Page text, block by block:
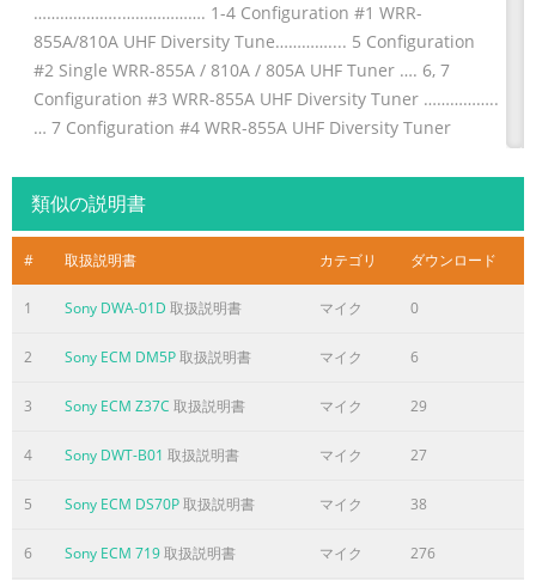
………………..………………. 1-4 Configuration #1 WRR-
855A/810A UHF Diversity Tune………….... 5 Configuration
#2 Single WRR-855A / 810A / 805A UHF Tuner …. 6, 7
Configuration #3 WRR-855A UHF Diversity Tuner ……………..
… 7 Configuration #4 WRR-855A UHF Diversity Tuner
Standards…………………………………….……….. 9 Optional
Mounting Hardware & Accessories …………..….……..…... 9
Portable UHF Tuners ……………………………………………..… 10
UHF Body-Pack Transmitter
ページ3に含まれる内容の要旨
How to specify a complete wireless system:-Overview 1.
Use Overview of Camcorders for Wireless as help (Pages
13) • Use Camcorder / Wireless Microphone Configuration
Chart as a guide. (Pg. 22-24) • Select wireless receiver and
(Pg. 10-12) 2. Select the required mounting accessories •
類似の説明書
# 取扱説明書 カテゴリ ダウンロード
1 Sony DWA-01D 取扱説明書 マイク 0
2 Sony ECM DM5P取扱説明書 マイク 6
3 Sony ECM Z37C 取扱説明書 マイク 29
4 Sony DWT-B01 取扱説明書 マイク 27
5 Sony ECM DS70P取扱説明書 マイク 38
6 Sony ECM 719取扱説明書 マイク 276